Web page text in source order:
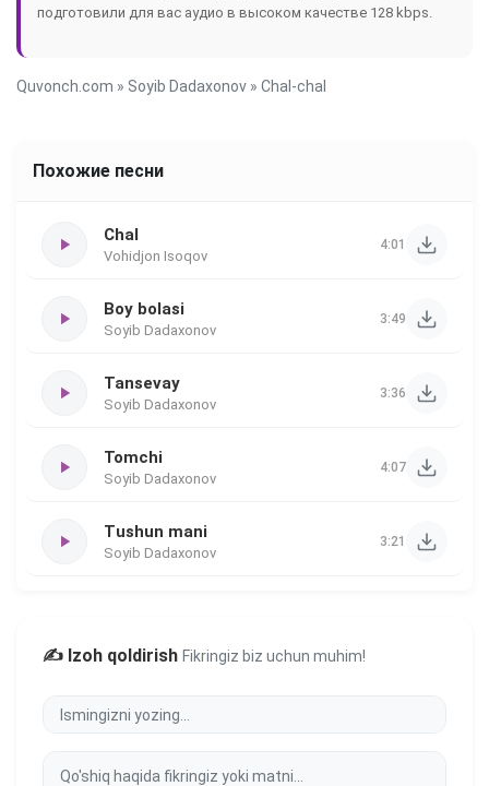
подготовили для вас аудио в высоком качестве 128 kbps.
Quvonch.com » Soyib Dadaxonov » Chal-chal
Похожие песни
Chal
Vohidjon Isoqov
4:01
Boy bolasi
Soyib Dadaxonov
3:49
Tansevay
Soyib Dadaxonov
3:36
Tomchi
Soyib Dadaxonov
4:07
Tushun mani
Soyib Dadaxonov
3:21
✍️ Izoh qoldirish Fikringiz biz uchun muhim!